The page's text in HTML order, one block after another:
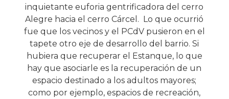
inquietante euforia gentrificadora del cerro
Alegre hacia el cerro Cárcel. Lo que ocurrió
fue que los vecinos y el PCdV pusieron en el
tapete otro eje de desarrollo del barrio. Si
hubiera que recuperar el Estanque, lo que
hay que asociarle es la recuperación de un
espacio destinado a los adultos mayores;
como por ejemplo, espacios de recreación,